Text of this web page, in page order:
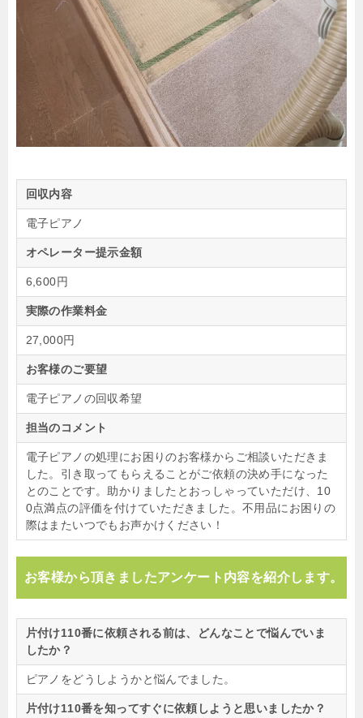
回収内容
電子ピアノ
オペレーター提示金額
6,600円
実際の作業料金
27,000円
お客様のご要望
電子ピアノの回収希望
担当のコメント
電子ピアノの処理にお困りのお客様からご相談いただきま
した。引き取ってもらえることがご依頼の決め手になった
とのことです。助かりましたとおっしゃっていただけ、10
0点満点の評価を付けていただきました。不用品にお困りの
際はまたいつでもお声かけください！
お客様から頂きましたアンケート内容を紹介します。
片付け110番に依頼される前は、どんなことで悩んでいま
したか？
ピアノをどうしようかと悩んでました。
片付け110番を知ってすぐに依頼しようと思いましたか？